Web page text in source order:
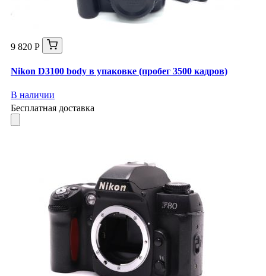
9 820 Р
Nikon D3100 body в упаковке (пробег 3500 кадров)
В наличии
Бесплатная доставка